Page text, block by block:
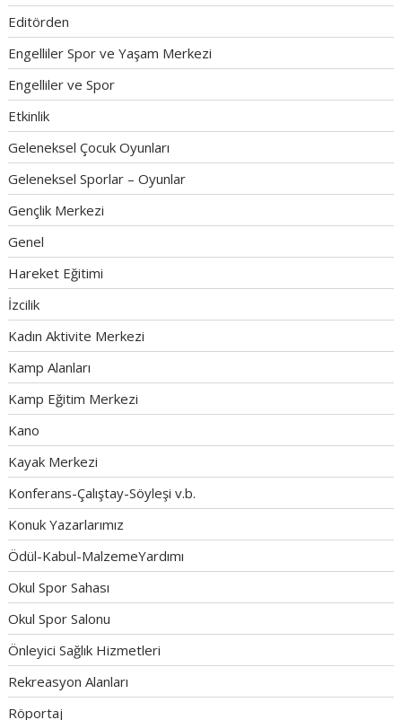
Editörden
Engelliler Spor ve Yaşam Merkezi
Engelliler ve Spor
Etkinlik
Geleneksel Çocuk Oyunları
Geleneksel Sporlar – Oyunlar
Gençlik Merkezi
Genel
Hareket Eğitimi
İzcilik
Kadın Aktivite Merkezi
Kamp Alanları
Kamp Eğitim Merkezi
Kano
Kayak Merkezi
Konferans-Çalıştay-Söyleşi v.b.
Konuk Yazarlarımız
Ödül-Kabul-MalzemeYardımı
Okul Spor Sahası
Okul Spor Salonu
Önleyici Sağlık Hizmetleri
Rekreasyon Alanları
Röportaj